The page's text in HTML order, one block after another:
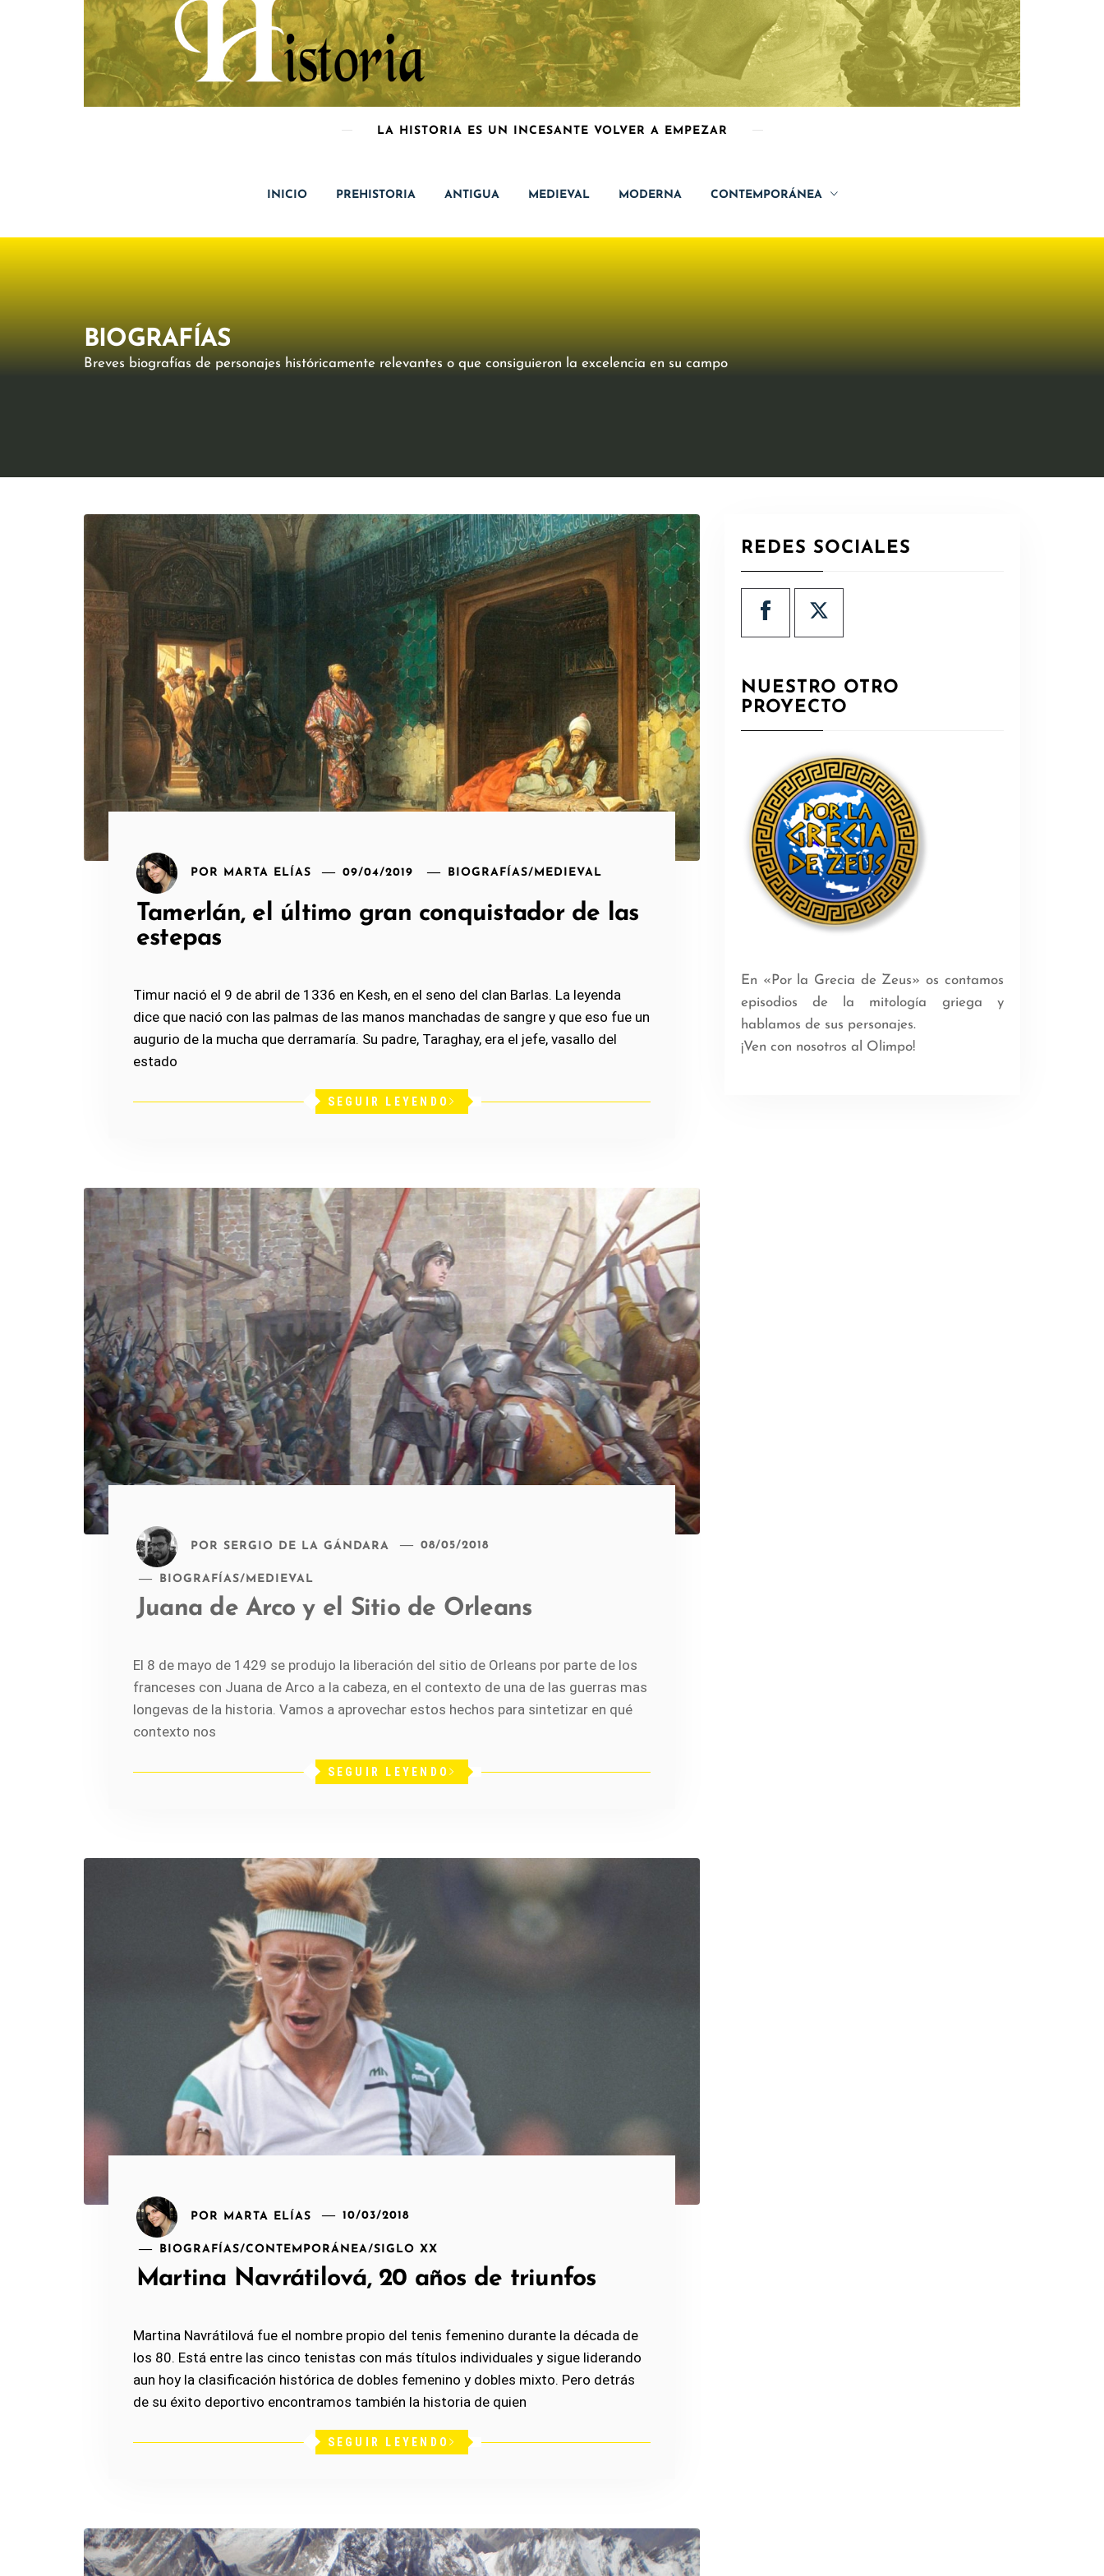
LA HISTORIA ES UN INCESANTE VOLVER A EMPEZAR
INICIO PREHISTORIA ANTIGUA MEDIEVAL MODERNA CONTEMPORÁNEA
BIOGRAFÍAS
Breves biografías de personajes históricamente relevantes o que consiguieron la excelencia en su campo
POR MARTA ELÍAS 09/04/2019 BIOGRAFÍAS/ MEDIEVAL
Tamerlán, el último gran conquistador de las
estepas
Timur nació el 9 de abril de 1336 en Kesh, en el seno del clan Barlas. La leyenda
dice que nació con las palmas de las manos manchadas de sangre y que eso fue un
augurio de la mucha que derramaría. Su padre, Taraghay, era el jefe, vasallo del
estado
SEGUIR LEYENDO
POR SERGIO DE LA GÁNDARA 08/05/2018
BIOGRAFÍAS/ MEDIEVAL
Juana de Arco y el Sitio de Orleans
El 8 de mayo de 1429 se produjo la liberación del sitio de Orleans por parte de los
franceses con Juana de Arco a la cabeza, en el contexto de una de las guerras mas
longevas de la historia. Vamos a aprovechar estos hechos para sintetizar en qué
contexto nos
SEGUIR LEYENDO
POR MARTA ELÍAS 10/03/2018
BIOGRAFÍAS/CONTEMPORÁNEA/SIGLO XX
Martina Navrátilová, 20 años de triunfos
Martina Navrátilová fue el nombre propio del tenis femenino durante la década de
los 80. Está entre las cinco tenistas con más títulos individuales y sigue liderando
aun hoy la clasificación histórica de dobles femenino y dobles mixto. Pero detrás
de su éxito deportivo encontramos también la historia de quien
SEGUIR LEYENDO
REDES SOCIALES
NUESTRO OTRO
PROYECTO
En «Por la Grecia de Zeus» os contamos
episodios de la mitología griega y
hablamos de sus personajes.
¡Ven con nosotros al Olimpo!